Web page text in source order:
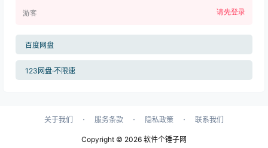
游客 请先登录
百度网盘
123网盘·不限速
关于我们 · 服务条款 · 隐私政策 · 联系我们
Copyright © 2026 软件个锤子网